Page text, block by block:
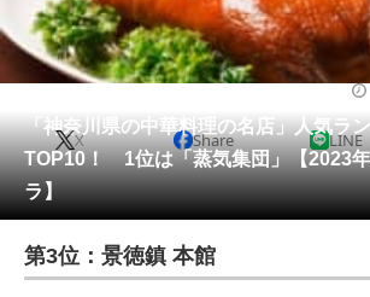
住まい 教育・育児
リサーチ
会員記事
メディア
注目記事を集めた総合ページ
ITの今と未来を見通す
「神奈川県の中華料理の名店」人気ラ
TOP10！ 1位は「蒸気集団」【2023
ラ】
X Share LINE
第3位：景徳鎮 本館